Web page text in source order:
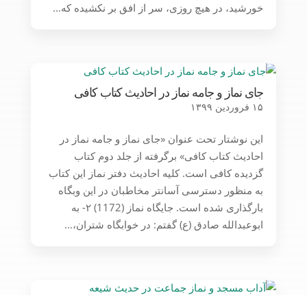
خورشید، در هیچ روزی، سر از افق بر نکشیده که...
جای نماز و جامه نماز در احادیث کتاب کافی
۱۵ فروردین ۱۳۹۹
این نوشتار تحت عنوان «جای نماز و جامه نماز در
احادیث کتاب کافی» برگرفته از جلد دوم کتاب
گزدیده کافی است. کلیه احادیث دفتر نماز این کتاب
به منظور دسترسی آسانتر مخاطبان در این وبگاه
بارگذاری شده است. جایگاه نماز (1172) ۲- به
ابوعبدالله صادق (ع) گفتم: در خوابگاه شتران،...